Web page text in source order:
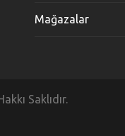
Mağazalar
Saklıdır.